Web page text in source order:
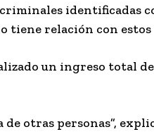
identificadas
tiene relación con estos
un ingreso total
otras personas”,